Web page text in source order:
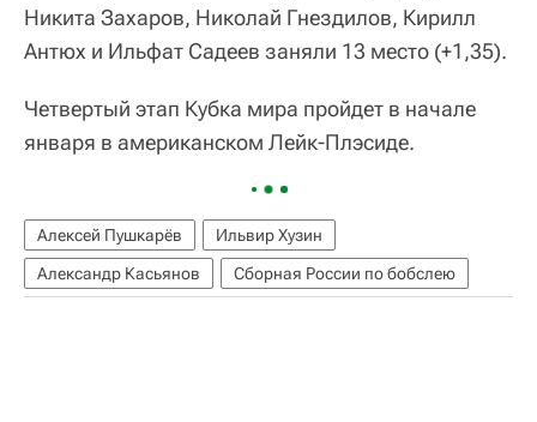
Никита Захаров, Николай Гнездилов, Кирилл
Антюх и Ильфат Садеев заняли 13 место (+1,35).
Четвертый этап Кубка мира пройдет в начале
января в американском Лейк-Плэсиде.
Алексей Пушкарёв
Ильвир Хузин
Александр Касьянов
Сборная России по бобслею